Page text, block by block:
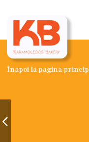
Înapoi la pagina